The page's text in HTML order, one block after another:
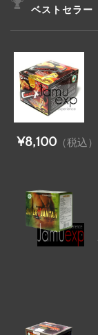
ベストセラー
¥8,100 （税込）